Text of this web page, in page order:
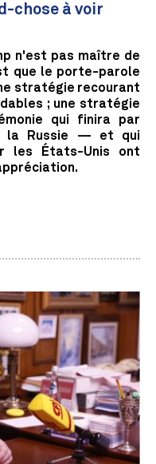
chose à voir
n'est pas maître de
que le porte-parole
stratégie recourant
; une stratégie
qui finira par
la Russie — et qui
les États-Unis ont